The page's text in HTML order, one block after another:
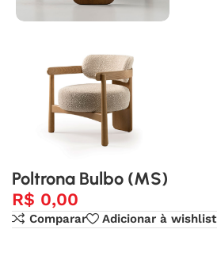
Poltrona Bulbo (MS)
R$ 0,00
Comparar Adicionar à wishlist